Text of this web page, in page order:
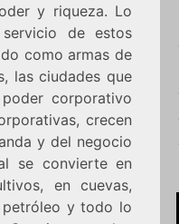
y riqueza. Lo
de estos
como armas de
las ciudades que
corporativo
crecen
y del negocio
se convierte en
en cuevas,
petróleo y todo lo